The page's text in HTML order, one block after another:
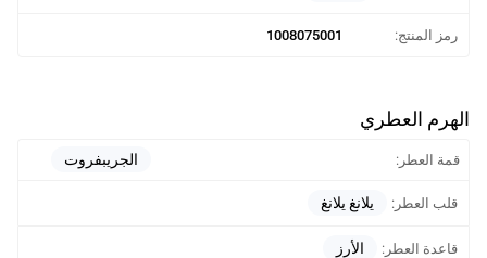
رمز المنتج: 1008075001
الهرم العطري
قمة العطر: الجريبفروت
قلب العطر: يلانغ يلانغ
قاعدة العطر: الأرز
لا ، سوف تحصل على زجاجة عطر مصنعة من قبل البيت الدمشقي للعطور
إختصاصنا هو تركيب وتعبئة العطور وليس بيع العطور العالمية الأصلية.